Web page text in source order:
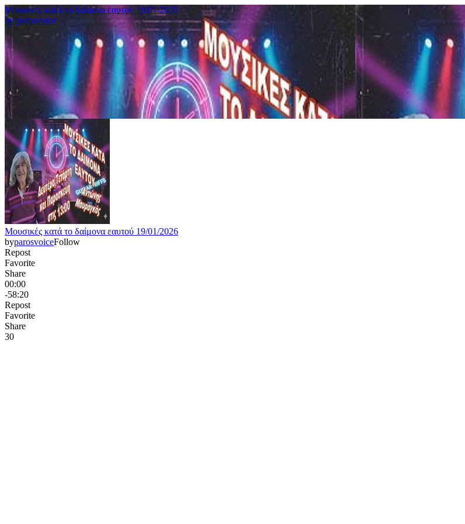
Μουσικές κατά το δαίμονα εαυτού 19/01/2026
by parosvoice
Μουσικές κατά το δαίμονα εαυτού 19/01/2026
byparosvoiceFollow
Repost
Favorite
Share
00:00
-58:20
Repost
Favorite
Share
30